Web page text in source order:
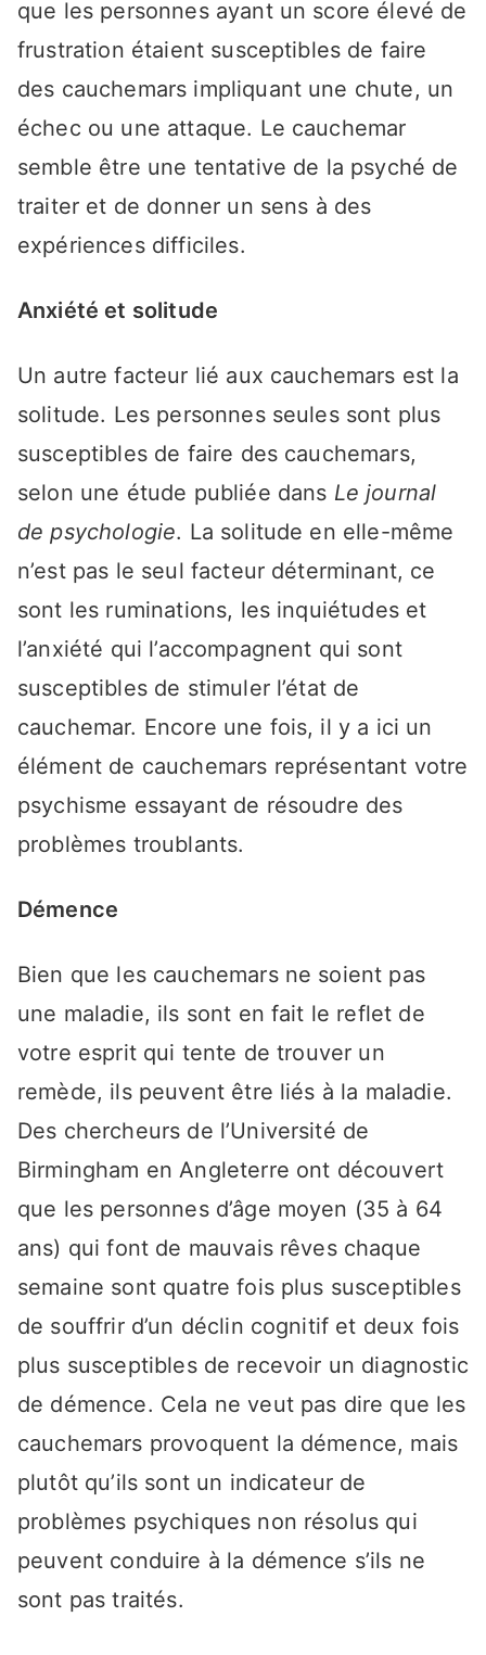
que les personnes ayant un score élevé de
frustration étaient susceptibles de faire
des cauchemars impliquant une chute, un
échec ou une attaque. Le cauchemar
semble être une tentative de la psyché de
traiter et de donner un sens à des
expériences difficiles.
Anxiété et solitude
Un autre facteur lié aux cauchemars est la
solitude. Les personnes seules sont plus
susceptibles de faire des cauchemars,
selon une étude publiée dans Le journal
de psychologie. La solitude en elle-même
n’est pas le seul facteur déterminant, ce
sont les ruminations, les inquiétudes et
l’anxiété qui l’accompagnent qui sont
susceptibles de stimuler l’état de
cauchemar. Encore une fois, il y a ici un
élément de cauchemars représentant votre
psychisme essayant de résoudre des
problèmes troublants.
Démence
Bien que les cauchemars ne soient pas
une maladie, ils sont en fait le reflet de
votre esprit qui tente de trouver un
remède, ils peuvent être liés à la maladie.
Des chercheurs de l’Université de
Birmingham en Angleterre ont découvert
que les personnes d’âge moyen (35 à 64
ans) qui font de mauvais rêves chaque
semaine sont quatre fois plus susceptibles
de souffrir d’un déclin cognitif et deux fois
plus susceptibles de recevoir un diagnostic
de démence. Cela ne veut pas dire que les
cauchemars provoquent la démence, mais
plutôt qu’ils sont un indicateur de
problèmes psychiques non résolus qui
peuvent conduire à la démence s’ils ne
sont pas traités.